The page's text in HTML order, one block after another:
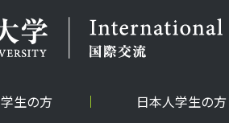
生の方 日本人学生の方